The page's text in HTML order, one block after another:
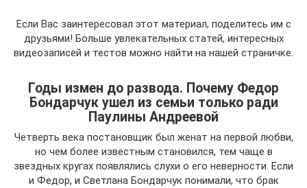
Если Вас заинтересовал этот материал, поделитесь им с
друзьями! Больше увлекательных статей, интересных
видеозаписей и тестов можно найти на нашей страничке.
Годы измен до развода. Почему Федор
Бондарчук ушел из семьи только ради
Паулины Андреевой
Четверть века постановщик был женат на первой любви,
но чем более известным становился, тем чаще в
звездных кругах появлялись слухи о его неверности. Если
и Федор, и Светлана Бондарчук понимали, что брак